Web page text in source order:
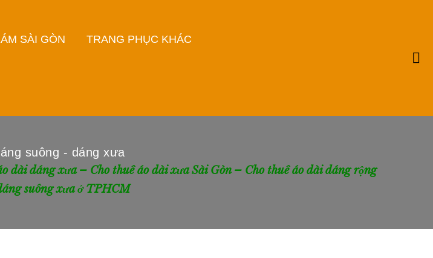
SÀI GÒN TRANG PHỤC KHÁC
suông - dáng xưa
dài dáng xưa – Cho thuê áo dài xưa Sài Gòn – Cho thuê áo dài dáng rộng
suông xưa ở TPHCM